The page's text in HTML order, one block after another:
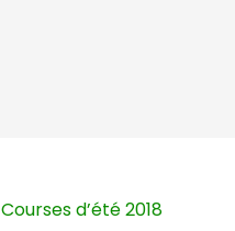
Courses d’été 2018